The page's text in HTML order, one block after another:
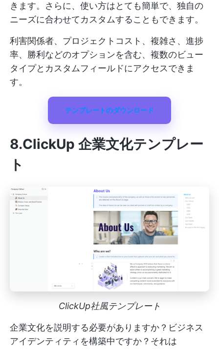
きます。さらに、使い方はとても簡単で、独自の
ニーズに合わせてカスタムすることもできます。
利害関係者、プロジェクトコスト、複雑さ、進捗
率、勝利などのオプションを含む、複数のビュー
タイプとカスタムフィールドにアクセスできま
す。
テンプレートのダウンロード
8.ClickUp 企業文化テンプレー
ト
ClickUp社風テンプレート
企業文化を説明する必要がありますか？ビジネス
アイデンティティを構築中ですか？それは